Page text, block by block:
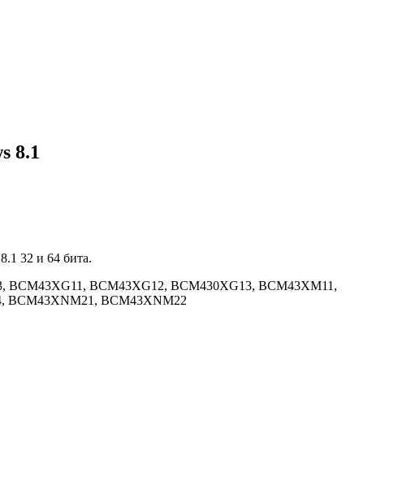
8.1
32 и 64 бита.
BCM43XG12, BCM430XG13, BCM43XM11,
BCM43XNM21, BCM43XNM22